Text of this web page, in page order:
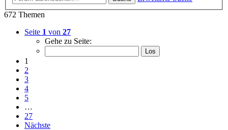
672 Themen
Seite 1 von 27
Gehe zu Seite:
1
2
3
4
5
…
27
Nächste